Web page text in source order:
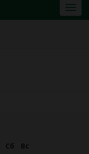
Сб
Вс